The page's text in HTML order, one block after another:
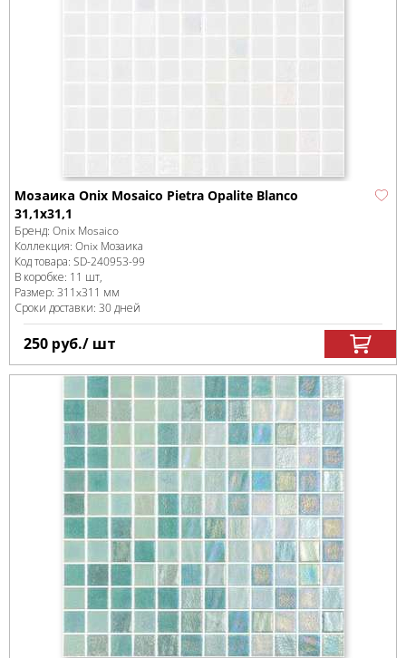
Мозаика Onix Mosaico Pietra Opalite Blanco
31,1x31,1
Бренд: Onix Mosaico
Коллекция: Onix Мозаика
Код товара: SD-240953-99
В коробке: 11 шт,
Размер: 311x311 мм
Сроки доставки: 30 дней
250 руб./ шт